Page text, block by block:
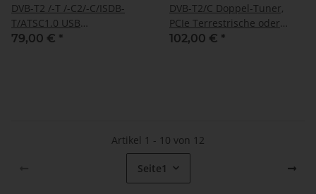
DVB-T2 /-T /-C2/-C/ISDB-
T/ATSC1.0 USB
Terrestrische- und Kabel-
79,00 € *
DVB-T2/C Doppel-Tuner,
PCIe Terrestrische oder
Kabel-TV-Karte (LP), TBS-
102,00 € *
Artikel 1 - 10 von 12
Seite1